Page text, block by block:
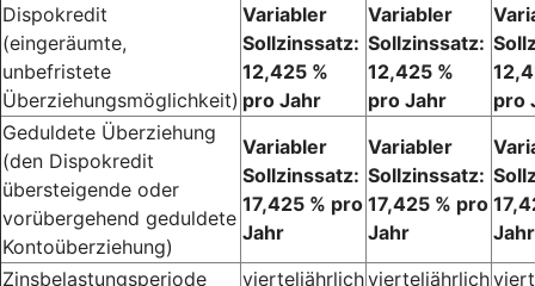
Dispokredit
(eingeräumte,
unbefristete
Überziehungsmöglichkeit)
Variabler
Sollzinssatz:
12,425 %
pro Jahr
Variabler
Sollzinssatz:
12,425 %
pro Jahr
pro
Geduldete Überziehung
(den Dispokredit
übersteigende oder
vorübergehend geduldete
Kontoüberziehung)
Variabler
Sollzinssatz:
17,425 % pro
Jahr
Variabler
Sollzinssatz:
17,425 % pro
Jahr
Jahr
Zinsbelastungsperiode
vierteljährlichvierteljährlich